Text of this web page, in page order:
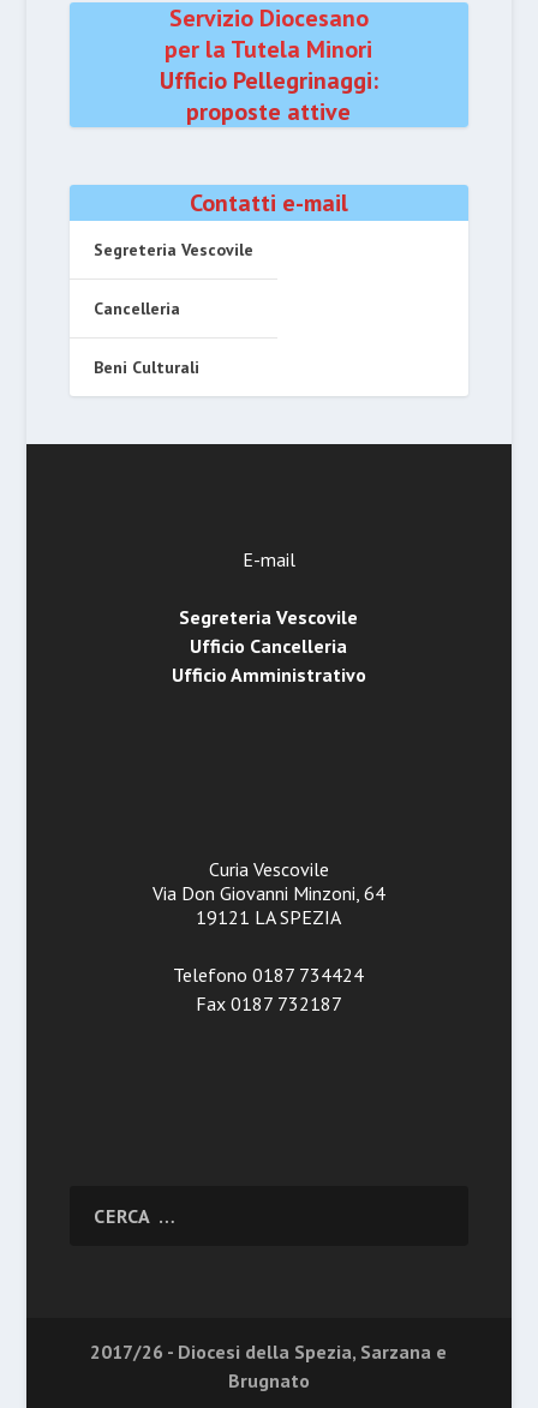
Servizio Diocesano
per la Tutela Minori
Ufficio Pellegrinaggi:
proposte attive
Contatti e-mail
Segreteria Vescovile
Cancelleria
Beni Culturali
E-mail
Segreteria Vescovile
Ufficio Cancelleria
Ufficio Amministrativo
Curia Vescovile
Via Don Giovanni Minzoni, 64
19121 LA SPEZIA
Telefono 0187 734424
Fax 0187 732187
2017/26 - Diocesi della Spezia, Sarzana e
Brugnato